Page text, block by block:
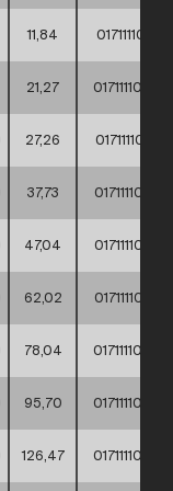
11,84
21,27
27,26
37,73
47,04
62,02
78,04
95,70
126,47